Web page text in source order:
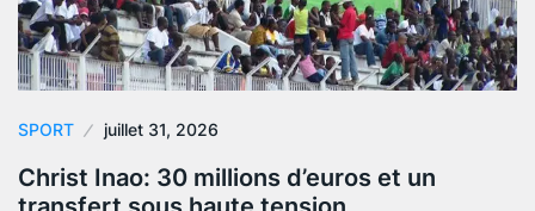
SPORT juillet 31, 2026
Christ Inao: 30 millions d’euros et un